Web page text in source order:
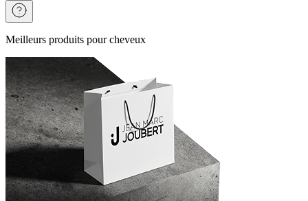
Meilleurs produits pour cheveux